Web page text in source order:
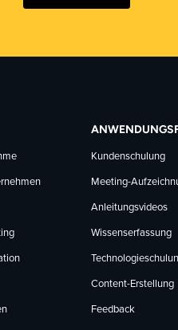
Kundenschulung
Meeting-
Anleitungsvideos
Wissenserfassung
Content-Erstellung
Feedback